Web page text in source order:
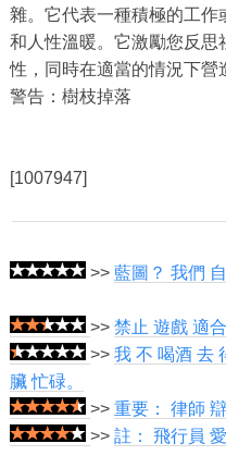
雜。它代表一種積極的工作
和人性溫暖。它激勵您反
性，同時在適當的情況下營
警告：樹枝掉落
[1007947]
>> 藍圖？ 我們
>> 禁止 遊戲 適
>> 我 不 喝酒 去
臟 忙碌。
>> 重要： 律師
>> 註： 飛行員